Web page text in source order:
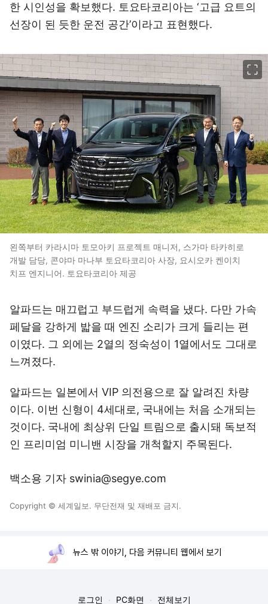
한 시인성을 확보했다. 토요타코리아는 ‘고급 요트의
선장이 된 듯한 운전 공간’이라고 표현했다.
왼쪽부터 카라시마 토모아키 프로젝트 매니저, 스가마 타카히로
개발 담당, 콘야마 마나부 토요타코리아 사장, 요시오카 켄이치
치프 엔지니어. 토요타코리아 제공
알파드는 매끄럽고 부드럽게 속력을 냈다. 다만 가속
페달을 강하게 밟을 때 엔진 소리가 크게 들리는 편
이였다. 그 외에는 2열의 정숙성이 1열에서도 그대로
느껴졌다.
알파드는 일본에서 VIP 의전용으로 잘 알려진 차량
이다. 이번 신형이 4세대로, 국내에는 처음 소개되는
것이다. 국내에 최상위 단일 트림으로 출시돼 독보적
인 프리미엄 미니밴 시장을 개척할지 주목된다.
백소용 기자 swinia@segye.com
Copyright © 세계일보. 무단전재 및 재배포 금지.
뉴스 밖 이야기, 다음 커뮤니티 웹에서 보기
로그인 PC화면 전체보기